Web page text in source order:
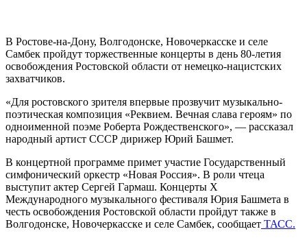
В Ростове-на-Дону, Волгодонске, Новочеркасске и селе
Самбек пройдут торжественные концерты в день 80-летия
освобождения Ростовской области от немецко-нацистских
захватчиков.
«Для ростовского зрителя впервые прозвучит музыкально-
поэтическая композиция «Реквием. Вечная слава героям» по
одноименной поэме Роберта Рождественского», — рассказал
народный артист СССР дирижер Юрий Башмет.
В концертной программе примет участие Государственный
симфонический оркестр «Новая Россия». В роли чтеца
выступит актер Сергей Гармаш. Концерты Х
Международного музыкального фестиваля Юрия Башмета в
честь освобождения Ростовской области пройдут также в
Волгодонске, Новочеркасске и селе Самбек, сообщает ТАСС.